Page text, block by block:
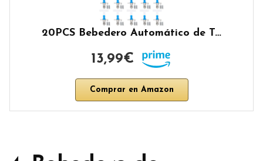
20PCS Bebedero Automático de T…
13,99€
Comprar en Amazon